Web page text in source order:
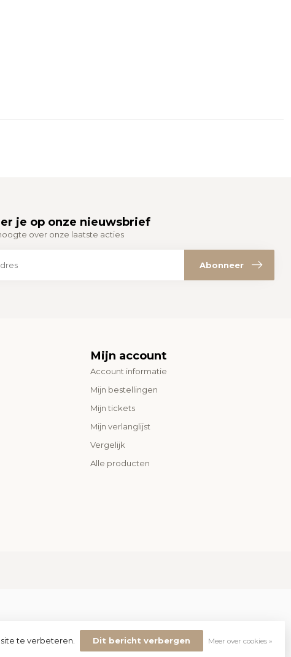
je op onze nieuwsbrief
over onze laatste acties
Abonneer
Mijn account
Account informatie
Mijn bestellingen
Mijn tickets
Mijn verlanglijst
Vergelijk
Alle producten
te verbeteren. Dit bericht verbergen Meer over cookies »